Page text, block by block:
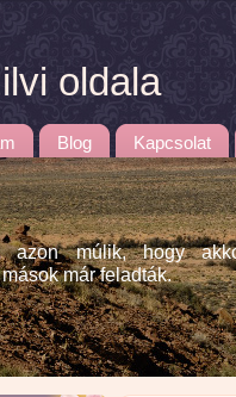
oldala
Blog Kapcsolat
azon múlik, hogy
már feladták.